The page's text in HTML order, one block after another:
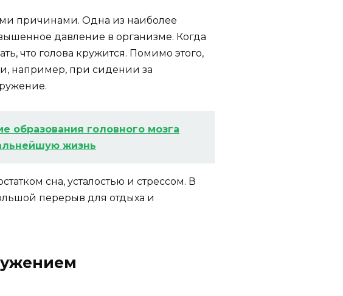
причинами. Одна из наиболее
давление в организме. Когда
что голова кружится. Помимо этого,
например, при сидении за
образования головного мозга
жизнь
сна, усталостью и стрессом. В
перерыв для отдыха и